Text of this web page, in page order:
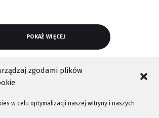
zgodami plików
w celu optymalizacji naszej witryny i naszych
POKAŻ WIĘCEJ